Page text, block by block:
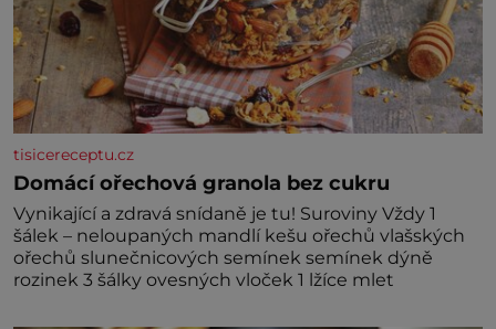
tisicereceptu.cz
Domácí ořechová granola bez cukru
Vynikající a zdravá snídaně je tu! Suroviny Vždy 1
šálek – neloupaných mandlí kešu ořechů vlašských
ořechů slunečnicových semínek semínek dýně
rozinek 3 šálky ovesných vloček 1 lžíce mlet